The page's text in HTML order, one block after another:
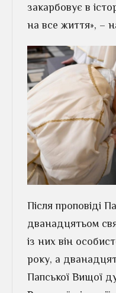
закарбовує в
на все життя», –
Після проповіді
дванадцятьом
із них він
року, а
Папської Вищої